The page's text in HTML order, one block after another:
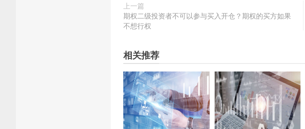
上一篇
期权二级投资者不可以参与买入开仓？期权的买方如果
不想行权
相关推荐